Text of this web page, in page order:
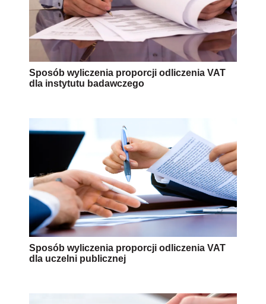
Sposób wyliczenia proporcji odliczenia VAT
dla instytutu badawczego
Sposób wyliczenia proporcji odliczenia VAT
dla uczelni publicznej